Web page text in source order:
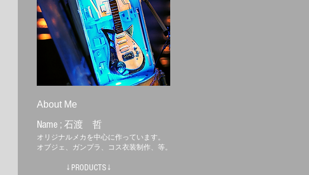
About Me
Name ; 石渡 哲
オリジナルメカを中心に作っています。
オブジェ、ガンプラ、コス衣装制作、等。
↓PRODUCTS↓